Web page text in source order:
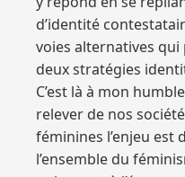
d’identité
voies alternatives
deux stratégies
C’est là à mon
relever de nos
féminines l’enjeu est
l’ensemble du